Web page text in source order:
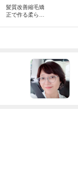
髪質改善縮毛矯
正で作る柔らか